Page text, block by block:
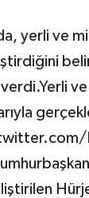
yerli ve
ve